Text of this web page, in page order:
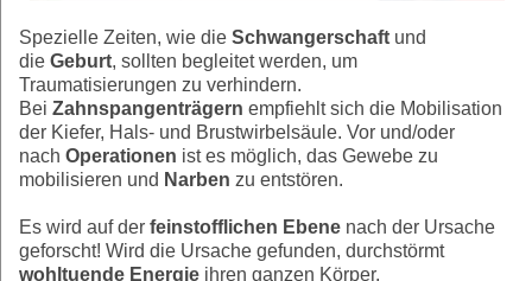
Spezielle Zeiten, wie die Schwangerschaft und
die Geburt, sollten begleitet werden, um
Traumatisierungen zu verhindern.
Bei Zahnspangenträgern empfiehlt sich die Mobilisation
der Kiefer, Hals- und Brustwirbelsäule. Vor und/oder
nach Operationen ist es möglich, das Gewebe zu
mobilisieren und Narben zu entstören.
Es wird auf der feinstofflichen Ebene nach der Ursache
geforscht! Wird die Ursache gefunden, durchstörmt
wohltuende Energie ihren ganzen Körper.